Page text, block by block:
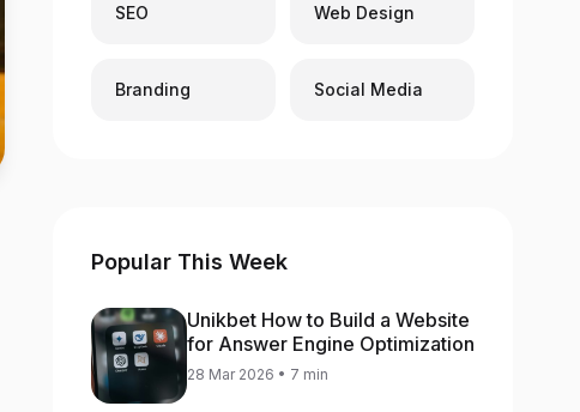
SEO Web Design
Branding Social Media
Popular This Week
Unikbet How to Build a Website
for Answer Engine Optimization
28 Mar 2026 • 7 min